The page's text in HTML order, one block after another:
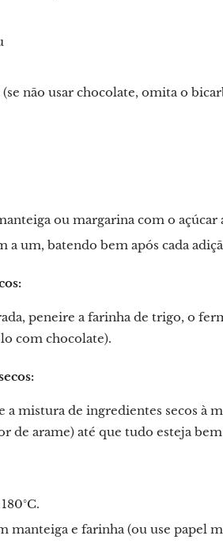
não usar chocolate, omita o
ou margarina com o
a um, batendo bem após cada
peneire a farinha de trigo, o
com chocolate).
a mistura de ingredientes secos à
de arame) até que tudo esteja
manteiga e farinha (ou use papel